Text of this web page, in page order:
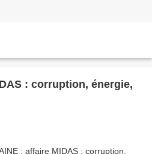
: corruption, énergie,